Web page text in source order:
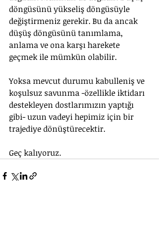
döngüsünü yükseliş döngüsüyle
değiştirmeniz gerekir. Bu da ancak
düşüş döngüsünü tanımlama,
anlama ve ona karşı harekete
geçmek ile mümkün olabilir.
Yoksa mevcut durumu kabulleniş ve
koşulsuz savunma -özellikle iktidarı
destekleyen dostlarımızın yaptığı
gibi- uzun vadeyi hepimiz için bir
trajediye dönüştürecektir.
Geç kalıyoruz.